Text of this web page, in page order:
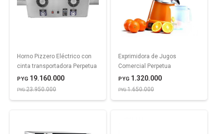
Horno Pizzero Eléctrico con
cinta transportadora Perpetua
PYG 19.160.000
PYG23.950.000
Exprimidora de Jugos
Comercial Perpetua
PYG 1.320.000
PYG1.650.000